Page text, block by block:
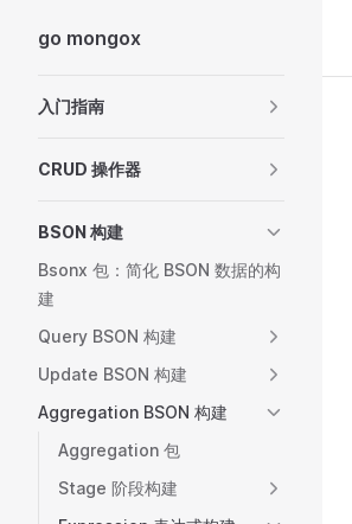
Skip to content
go mongox
入门指南
CRUD 操作器
BSON 构建
Bsonx 包：简化 BSON 数据的构
建
Query BSON 构建
Update BSON 构建
Aggregation BSON 构建
Aggregation 包
Stage 阶段构建